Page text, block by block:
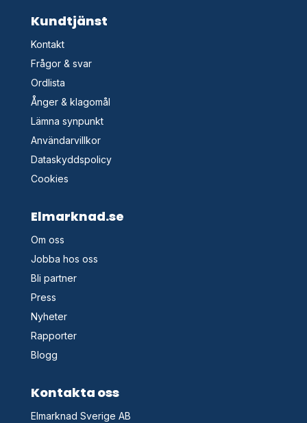
Kundtjänst
Kontakt
Frågor & svar
Ordlista
Ånger & klagomål
Lämna synpunkt
Användarvillkor
Dataskyddspolicy
Cookies
Elmarknad.se
Om oss
Jobba hos oss
Bli partner
Press
Nyheter
Rapporter
Blogg
Kontakta oss
Elmarknad Sverige AB